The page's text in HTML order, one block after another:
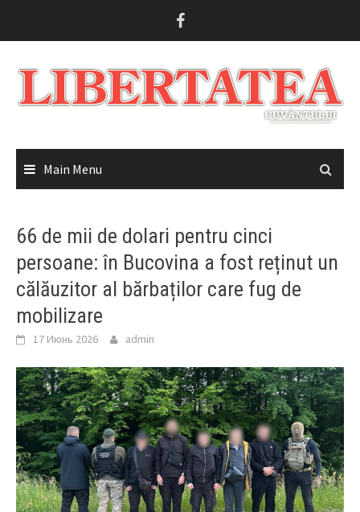
Main Menu
66 de mii de dolari pentru cinci
persoane: în Bucovina a fost reținut un
călăuzitor al bărbaților care fug de
mobilizare
17 Июнь 2026 admin